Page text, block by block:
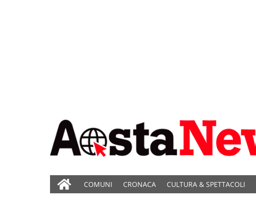
COMUNI CRONACA CULTURA & SPETTACOLI